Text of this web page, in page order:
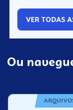
VER TODAS
Ou